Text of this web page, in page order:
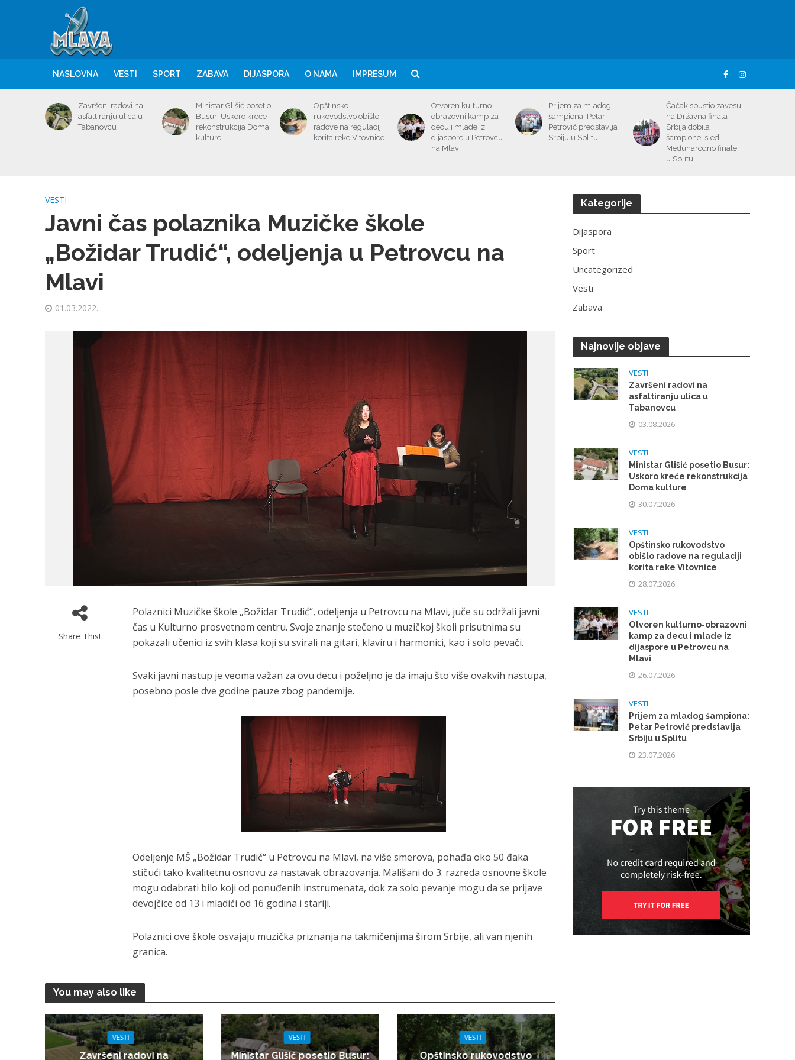
NASLOVNA VESTI SPORT ZABAVA DIJASPORA O NAMA IMPRESUM
Završeni radovi na
asfaltiranju ulica u
Tabanovcu
Ministar Glišić posetio
Busur: Uskoro kreće
rekonstrukcija Doma
kulture
Opštinsko
rukovodstvo obišlo
radove na regulaciji
korita reke Vitovnice
Otvoren kulturno-
obrazovni kamp za
decu i mlade iz
dijaspore u Petrovcu
na Mlavi
Prijem za mladog
šampiona: Petar
Petrović predstavlja
Srbiju u Splitu
Čačak spustio zavesu
na Državna finala –
Srbija dobila
šampione, sledi
Međunarodno finale
u Splitu
VESTI
Javni čas polaznika Muzičke škole
„Božidar Trudić“, odeljenja u Petrovcu na
Mlavi
01.03.2022.
Share This!
Polaznici Muzičke škole „Božidar Trudić“, odeljenja u Petrovcu na Mlavi, juče su održali javni
čas u Kulturno prosvetnom centru. Svoje znanje stečeno u muzičkoj školi prisutnima su
pokazali učenici iz svih klasa koji su svirali na gitari, klaviru i harmonici, kao i solo pevači.
Svaki javni nastup je veoma važan za ovu decu i poželjno je da imaju što više ovakvih nastupa,
posebno posle dve godine pauze zbog pandemije.
Odeljenje MŠ „Božidar Trudić“ u Petrovcu na Mlavi, na više smerova, pohađa oko 50 đaka
stičući tako kvalitetnu osnovu za nastavak obrazovanja. Mališani do 3. razreda osnovne škole
mogu odabrati bilo koji od ponuđenih instrumenata, dok za solo pevanje mogu da se prijave
devojčice od 13 i mladići od 16 godina i stariji.
Polaznici ove škole osvajaju muzička priznanja na takmičenjima širom Srbije, ali van njenih
granica.
You may also like
VESTI
Završeni radovi na
VESTI
Ministar Glišić posetio Busur:
VESTI
Opštinsko rukovodstvo
Kategorije
Dijaspora
Sport
Uncategorized
Vesti
Zabava
Najnovije objave
VESTI
Završeni radovi na
asfaltiranju ulica u
Tabanovcu
03.08.2026.
VESTI
Ministar Glišić posetio Busur:
Uskoro kreće rekonstrukcija
Doma kulture
30.07.2026.
VESTI
Opštinsko rukovodstvo
obišlo radove na regulaciji
korita reke Vitovnice
28.07.2026.
VESTI
Otvoren kulturno-obrazovni
kamp za decu i mlade iz
dijaspore u Petrovcu na
Mlavi
26.07.2026.
VESTI
Prijem za mladog šampiona:
Petar Petrović predstavlja
Srbiju u Splitu
23.07.2026.